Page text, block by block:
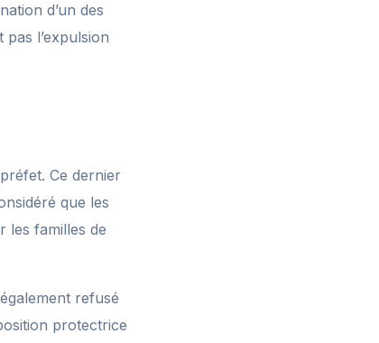
d’un des
l’expulsion
Ce dernier
que les
les familles de
refusé
protectrice